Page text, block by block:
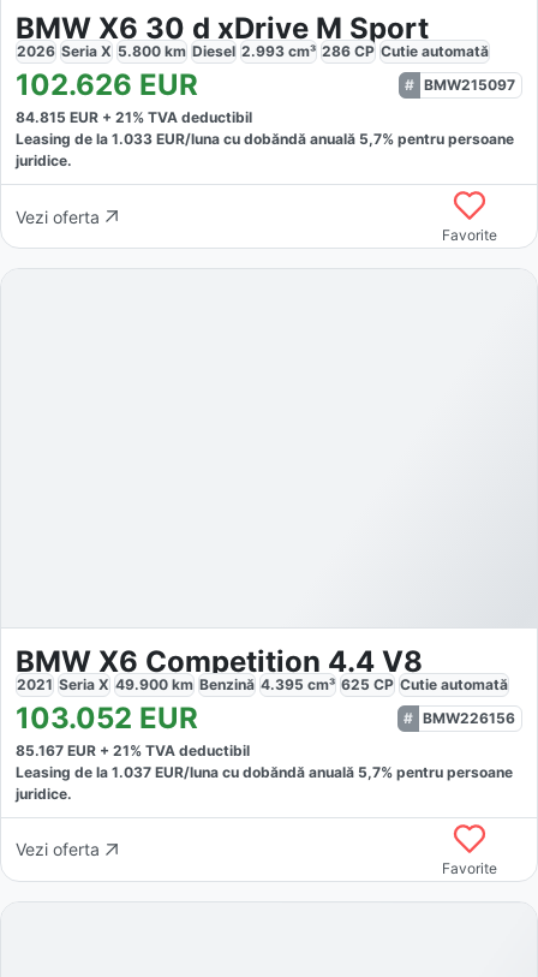
BMW X6 30 d xDrive M Sport
2026 Seria X 5.800 km Diesel 2.993 cm³ 286 CP Cutie automată
102.626 EUR
BMW215097
84.815 EUR + 21% TVA deductibil
Leasing de la 1.033 EUR/luna cu dobăndă anuală 5,7% pentru persoane
juridice.
Vezi oferta
Favorite
BMW X6 Competition 4.4 V8
2021 Seria X 49.900 km Benzină 4.395 cm³ 625 CP Cutie automată
103.052 EUR
BMW226156
85.167 EUR + 21% TVA deductibil
Leasing de la 1.037 EUR/luna cu dobăndă anuală 5,7% pentru persoane
juridice.
Vezi oferta
Favorite